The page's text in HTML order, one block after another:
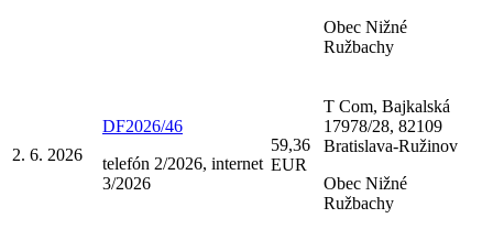
Obec Nižné
Ružbachy
2. 6. 2026
DF2026/46
telefón 2/2026, internet
3/2026
59,36
EUR
T Com, Bajkalská
17978/28, 82109
Bratislava-Ružinov
Obec Nižné
Ružbachy